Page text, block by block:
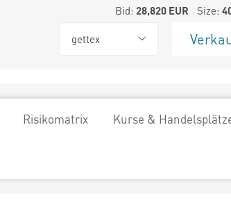
Bid: 28,820EUR Size:
gettex
Risikomatrix Kurse &